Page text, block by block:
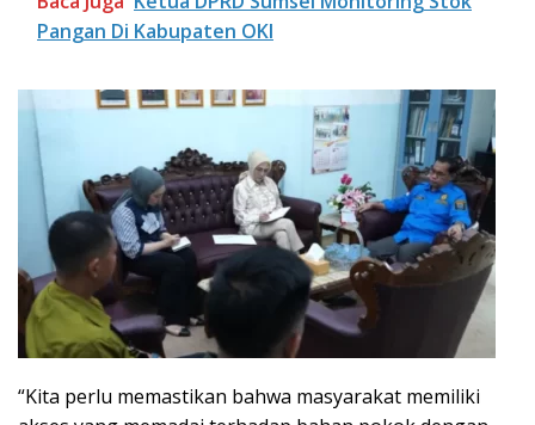
Pangan Di Kabupaten OKI
“Kita perlu memastikan bahwa masyarakat memiliki